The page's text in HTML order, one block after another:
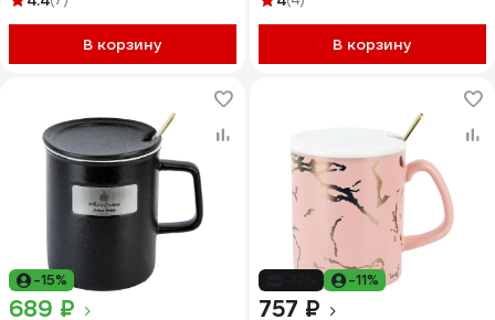
В корзину В корзину
-15%
689 ₽
-11%
757 ₽